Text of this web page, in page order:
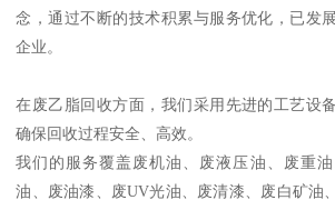
念，通过不断的技术积累与服务优化，已发
企业。
在废乙脂回收方面，我们采用先进的工艺设
确保回收过程安全、高效。
我们的服务覆盖废机油、废液压油、废重
油、废油漆、废UV光油、废清漆、废白矿油